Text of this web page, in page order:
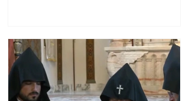
մասին